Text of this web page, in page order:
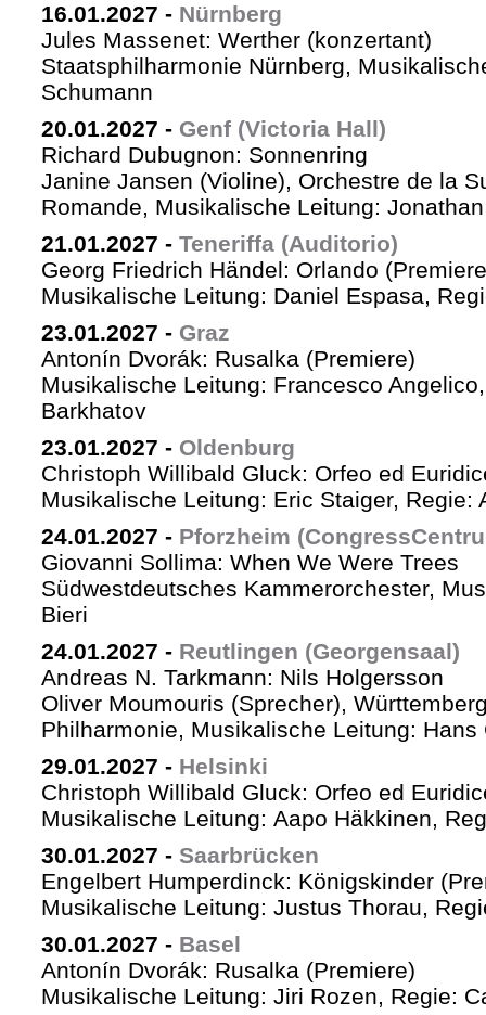
16.01.2027 - Nürnberg
Jules Massenet: Werther (konzertant)
Staatsphilharmonie Nürnberg,
Schumann
20.01.2027 - Genf (Victoria Hall)
Richard Dubugnon: Sonnenring
Janine Jansen (Violine), Orchestre de la
Romande, Musikalische Leitung:
21.01.2027 - Teneriffa (Auditorio)
Georg Friedrich Händel: Orlando
Musikalische Leitung: Daniel Espasa,
23.01.2027 - Graz
Antonín Dvorák: Rusalka (Premiere)
Musikalische Leitung: Francesco
Barkhatov
23.01.2027 - Oldenburg
Christoph Willibald Gluck: Orfeo ed
Musikalische Leitung: Eric Staiger, Regie:
24.01.2027 - Pforzheim
Giovanni Sollima: When We Were Trees
Südwestdeutsches Kammerorchester,
Bieri
24.01.2027 - Reutlingen (Georgensaal)
Andreas N. Tarkmann: Nils Holgersson
Oliver Moumouris (Sprecher),
Philharmonie, Musikalische Leitung: Hans
29.01.2027 - Helsinki
Christoph Willibald Gluck: Orfeo ed
Musikalische Leitung: Aapo Häkkinen,
30.01.2027 - Saarbrücken
Engelbert Humperdinck: Königskinder
Musikalische Leitung: Justus Thorau,
30.01.2027 - Basel
Antonín Dvorák: Rusalka (Premiere)
Musikalische Leitung: Jiri Rozen, Regie: